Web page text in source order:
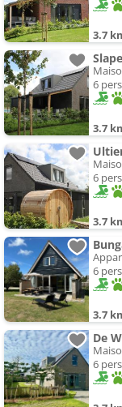
3.7
6
3.7
6
3.7
6
3.7
De
6